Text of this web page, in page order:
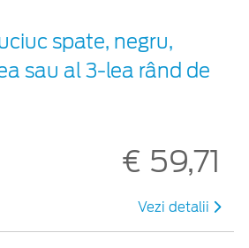
spate, negru,
sau al 3-lea rând de
€ 59,71
Vezi detalii